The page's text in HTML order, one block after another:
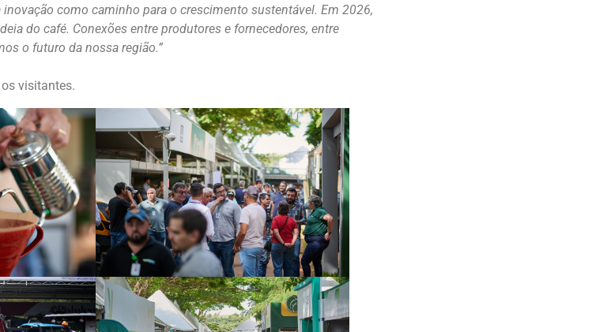
como caminho para o crescimento sustentável. Em 2026,
do café. Conexões entre produtores e fornecedores, entre
o futuro da nossa região.”
visitantes.